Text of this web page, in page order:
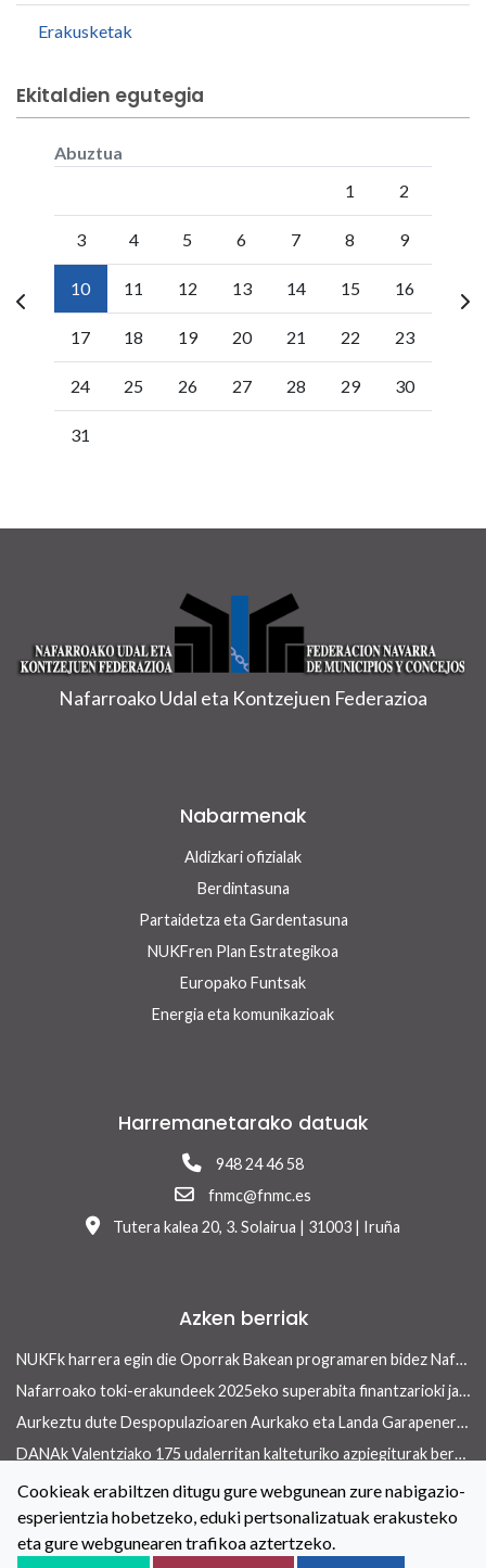
Erakusketak
Ekitaldien egutegia
Abuztua
1 2
3 4 5 6 7 8 9
10 11 12 13 14 15 16
17 18 19 20 21 22 23
24 25 26 27 28 29 30
31
Nafarroako Udal eta Kontzejuen Federazioa
Nabarmenak
Aldizkari ofizialak
Berdintasuna
Partaidetza eta Gardentasuna
NUKFren Plan Estrategikoa
Europako Funtsak
Energia eta komunikazioak
Harremanetarako datuak
948 24 46 58
fnmc@fnmc.es
Tutera kalea 20, 3. Solairua | 31003 | Iruña
Azken berriak
NUKFk harrera egin die Oporrak Bakean programaren bidez Nafarroara uda igarotzera etorritako saharar haurrei
Nafarroako toki-erakundeek 2025eko superabita finantzarioki jasangarriak diren inbertsioak egiteko erabili ahalko dute 13/2026 Errege lege-dekretua onetsi ondoren
Aurkeztu dute Despopulazioaren Aurkako eta Landa Garapenerako Foru Legearen aurreproiektua
DANAk Valentziako 175 udalerritan kalteturiko azpiegiturak berreraikitzen parte-hartuko dute Nafarroako toki-erakundeek
Toki-erakundeetan berdintasuneko politikak indartzeko hitzarmena berritu dute NUKFk eta Nafarroako Gobernuak
Kontaktua Lege oharra Cookieei buruzko Politika
Cookieak erabiltzen ditugu gure webgunean zure nabigazio-
esperientzia hobetzeko, eduki pertsonalizatuak erakusteko
eta gure webgunearen trafikoa aztertzeko.